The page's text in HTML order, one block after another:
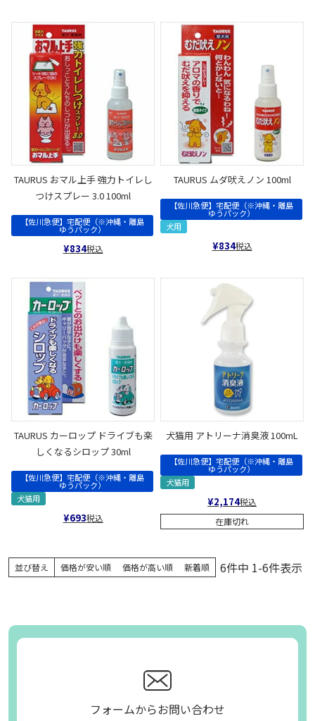
TAURUS おマル上手 強力トイレし
つけスプレー 3.0 100ml
【佐川急便】宅配便（※沖縄・離島
ゆうパック）
¥834税込
TAURUS ムダ吠えノン 100ml
【佐川急便】宅配便（※沖縄・離島
ゆうパック）
犬用
¥834税込
TAURUS カーロップ ドライブも楽
しくなるシロップ 30ml
【佐川急便】宅配便（※沖縄・離島
ゆうパック）
犬猫用
¥693税込
犬猫用 アトリーナ消臭液 100mL
【佐川急便】宅配便（※沖縄・離島
ゆうパック）
犬猫用
¥2,174税込
在庫切れ
並び替え 価格が安い順 価格が高い順 新着順 6件中 1-6件表示
フォームからお問い合わせ